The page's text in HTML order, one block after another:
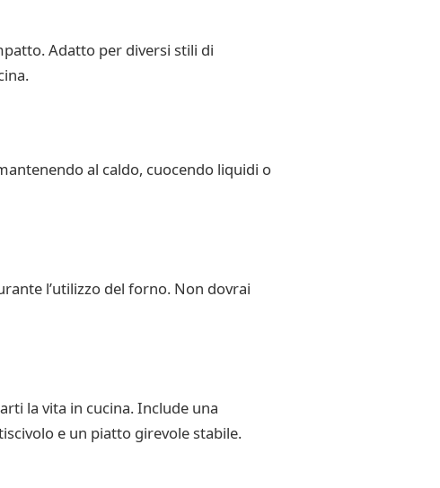
Adatto per diversi stili di
al caldo, cuocendo liquidi o
l’utilizzo del forno. Non dovrai
la vita in cucina. Include una
e un piatto girevole stabile.